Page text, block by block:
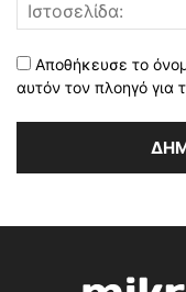
Αποθήκευσε το
αυτόν τον πλοηγό